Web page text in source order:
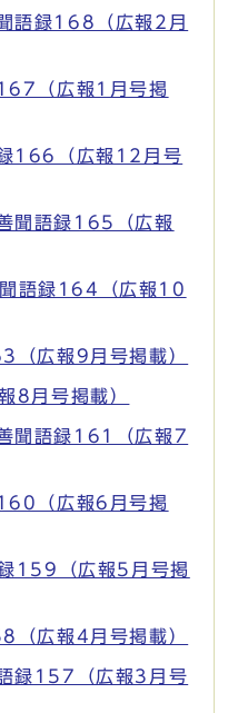
語録168（広報2月
（広報1月号掲
166（広報12月号
聞語録165（広報
語録164（広報10
（広報9月号掲載）
8月号掲載）
聞語録161（広報7
（広報6月号掲
159（広報5月号掲
広報4月号掲載）
録157（広報3月号